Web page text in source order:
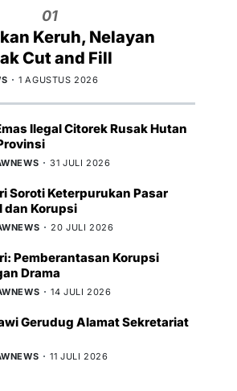
01
Keruh, Nelayan
Cut and Fill
1 AGUSTUS 2026
Ilegal Citorek Rusak Hutan
31 JULI 2026
Soroti Keterpurukan Pasar
dan Korupsi
20 JULI 2026
Pemberantasan Korupsi
Drama
14 JULI 2026
Gerudug Alamat Sekretariat
11 JULI 2026